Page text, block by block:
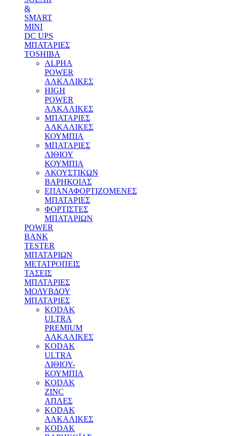
&
SMART
MINI
DC UPS
MΠΑΤΑΡΙΕΣ
TOSHIBA
ALPHA
POWER
ΑΛΚΑΛΙΚΕΣ
HIGH
POWER
ΑΛΚΑΛΙΚΕΣ
MΠΑΤΑΡΙΕΣ
ΑΛΚΑΛΙΚΕΣ
ΚΟΥΜΠΙΑ
MΠΑΤΑΡΙΕΣ
ΛΙΘΙΟΥ
ΚΟΥΜΠΙΑ
ΑΚΟΥΣΤΙΚΩΝ
ΒΑΡΗΚΟΙΑΣ
ΕΠΑΝΑΦΟΡΤΙΖΟΜΕΝΕΣ
ΜΠΑΤΑΡΙΕΣ
ΦΟΡΤΙΣΤΕΣ
ΜΠΑΤΑΡΙΩΝ
POWER
BANK
TESTER
ΜΠΑΤΑΡΙΩΝ
ΜΕΤΑΤΡΟΠΕΙΣ
ΤΑΣΕΙΣ
ΜΠΑΤΑΡΙΕΣ
ΜΟΛΥΒΔΟΥ
MΠΑΤΑΡΙΕΣ
KODAK
ULTRA
PREMIUM
ΑΛΚΑΛΙΚΕΣ
KODAK
ULTRA
ΛΙΘΙΟΥ-
ΚΟΥΜΠΙΑ
KODAK
ZINC
ΑΠΛΕΣ
KODAK
ΑΛΚΑΛΙΚΕΣ
KODAK